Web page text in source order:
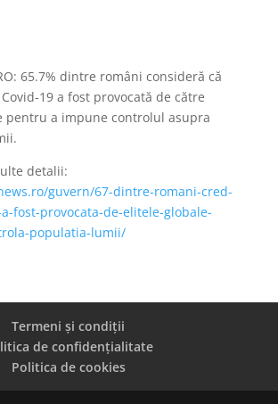
65.7% dintre români consideră că
19 a fost provocată de către
pentru a impune controlul asupra
detalii:
guvern/67-dintre-romani-cred-
fost-provocata-de-elitele-globale-
populatia-lumii/
Termeni și condiții
de confidențialitate
Politica de cookies